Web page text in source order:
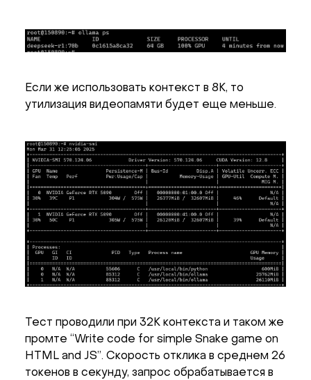
Если же использовать контекст в 8K, то
утилизация видеопамяти будет еще меньше.
Тест проводили при 32K контекста и таком же
промте “Write code for simple Snake game on
HTML and JS”. Скорость отклика в среднем 26
токенов в секунду, запрос обрабатывается в